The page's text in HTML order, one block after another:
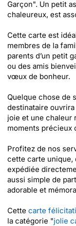
Garçon". Un petit
chaleureux, est
Cette carte est
membres de la
parents d’un petit
ou des amis
vœux de bonheur.
Quelque chose de
destinataire
joie et une chaleur
moments précieux
Profitez de nos
cette carte unique,
expédiée
aussi simple de
adorable et
Cette carte
la catégorie "jolie